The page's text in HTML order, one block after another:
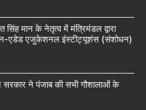
मान के नेतृत्व में मंत्रिमंडल द्वारा
एडेड एजुकेशनल इंस्टीट्यूशंस (संशोधन)
ने पंजाब की सभी गौशालाओं के